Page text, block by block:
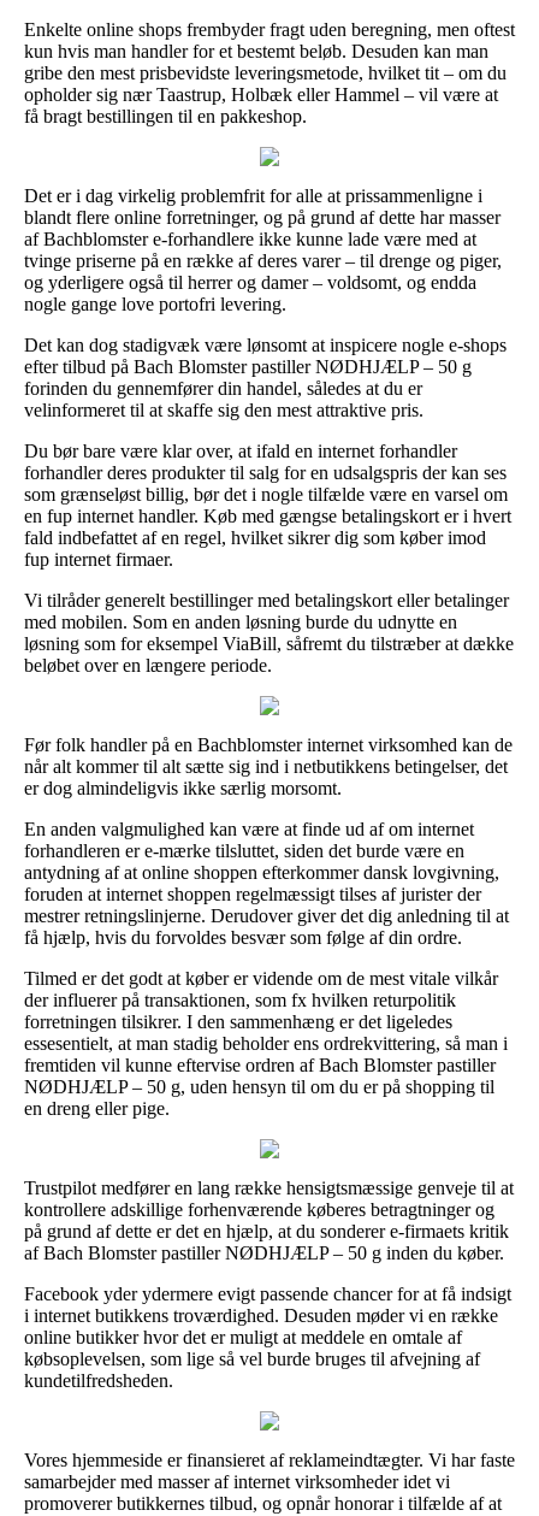
Enkelte online shops frembyder fragt uden beregning, men oftest
kun hvis man handler for et bestemt beløb. Desuden kan man
gribe den mest prisbevidste leveringsmetode, hvilket tit – om du
opholder sig nær Taastrup, Holbæk eller Hammel – vil være at
få bragt bestillingen til en pakkeshop.
Det er i dag virkelig problemfrit for alle at prissammenligne i
blandt flere online forretninger, og på grund af dette har masser
af Bachblomster e-forhandlere ikke kunne lade være med at
tvinge priserne på en række af deres varer – til drenge og piger,
og yderligere også til herrer og damer – voldsomt, og endda
nogle gange love portofri levering.
Det kan dog stadigvæk være lønsomt at inspicere nogle e-shops
efter tilbud på Bach Blomster pastiller NØDHJÆLP – 50 g
forinden du gennemfører din handel, således at du er
velinformeret til at skaffe sig den mest attraktive pris.
Du bør bare være klar over, at ifald en internet forhandler
forhandler deres produkter til salg for en udsalgspris der kan ses
som grænseløst billig, bør det i nogle tilfælde være en varsel om
en fup internet handler. Køb med gængse betalingskort er i hvert
fald indbefattet af en regel, hvilket sikrer dig som køber imod
fup internet firmaer.
Vi tilråder generelt bestillinger med betalingskort eller betalinger
med mobilen. Som en anden løsning burde du udnytte en
løsning som for eksempel ViaBill, såfremt du tilstræber at dække
beløbet over en længere periode.
Før folk handler på en Bachblomster internet virksomhed kan de
når alt kommer til alt sætte sig ind i netbutikkens betingelser, det
er dog almindeligvis ikke særlig morsomt.
En anden valgmulighed kan være at finde ud af om internet
forhandleren er e-mærke tilsluttet, siden det burde være en
antydning af at online shoppen efterkommer dansk lovgivning,
foruden at internet shoppen regelmæssigt tilses af jurister der
mestrer retningslinjerne. Derudover giver det dig anledning til at
få hjælp, hvis du forvoldes besvær som følge af din ordre.
Tilmed er det godt at køber er vidende om de mest vitale vilkår
der influerer på transaktionen, som fx hvilken returpolitik
forretningen tilsikrer. I den sammenhæng er det ligeledes
essesentielt, at man stadig beholder ens ordrekvittering, så man i
fremtiden vil kunne eftervise ordren af Bach Blomster pastiller
NØDHJÆLP – 50 g, uden hensyn til om du er på shopping til
en dreng eller pige.
Trustpilot medfører en lang række hensigtsmæssige genveje til at
kontrollere adskillige forhenværende køberes betragtninger og
på grund af dette er det en hjælp, at du sonderer e-firmaets kritik
af Bach Blomster pastiller NØDHJÆLP – 50 g inden du køber.
Facebook yder ydermere evigt passende chancer for at få indsigt
i internet butikkens troværdighed. Desuden møder vi en række
online butikker hvor det er muligt at meddele en omtale af
købsoplevelsen, som lige så vel burde bruges til afvejning af
kundetilfredsheden.
Vores hjemmeside er finansieret af reklameindtægter. Vi har faste
samarbejder med masser af internet virksomheder idet vi
promoverer butikkernes tilbud, og opnår honorar i tilfælde af at